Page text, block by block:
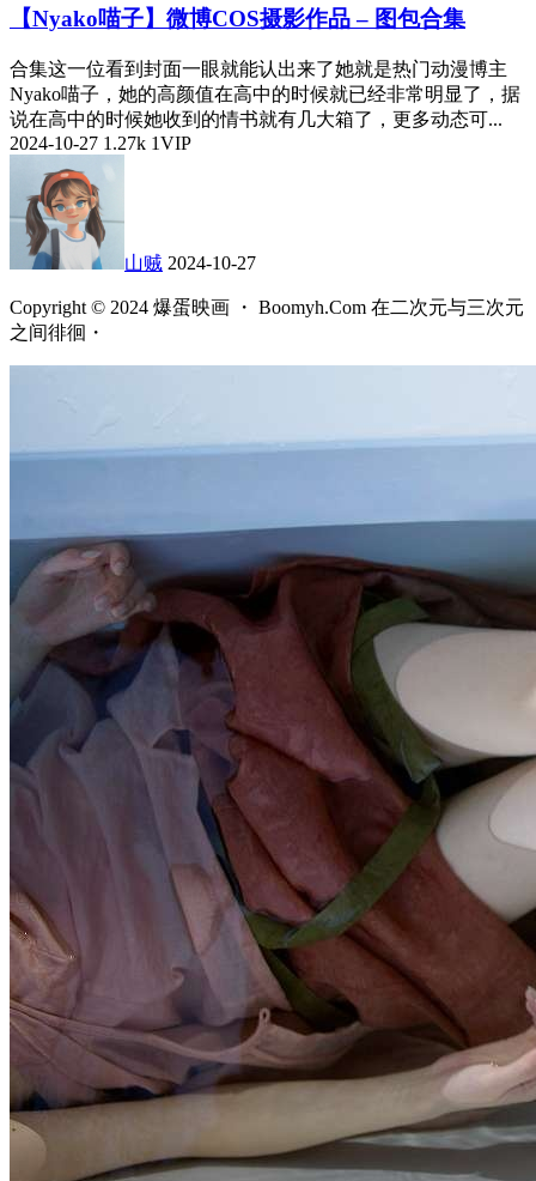
【Nyako喵子】微博COS摄影作品 – 图包合集
合集这一位看到封面一眼就能认出来了她就是热门动漫博主
Nyako喵子，她的高颜值在高中的时候就已经非常明显了，据
说在高中的时候她收到的情书就有几大箱了，更多动态可...
2024-10-27 1.27k 1VIP
山贼 2024-10-27
Copyright © 2024 爆蛋映画 ・ Boomyh.Com 在二次元与三次元
之间徘徊・